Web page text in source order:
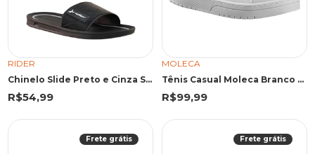
RIDER
Chinelo Slide Preto e Cinza Street | Rider
R$54,99
MOLECA
Tênis Casual Moleca Branco Textura Lisa
R$99,99
Frete grátis Frete grátis